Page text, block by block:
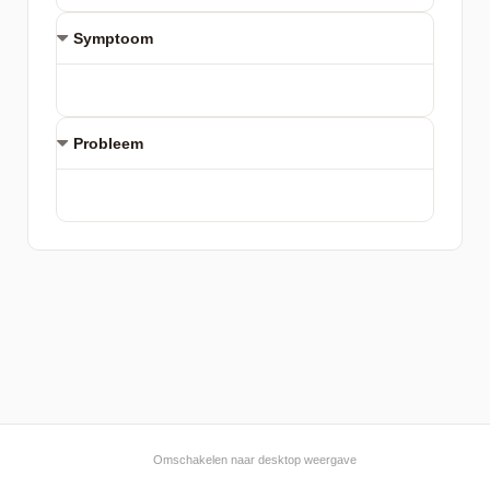
Symptoom
Probleem
Omschakelen naar desktop weergave